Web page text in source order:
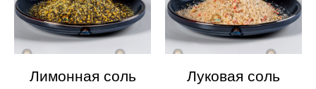
Лимонная соль Луковая соль